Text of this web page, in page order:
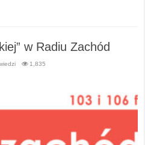
w Radiu Zachód
1,835